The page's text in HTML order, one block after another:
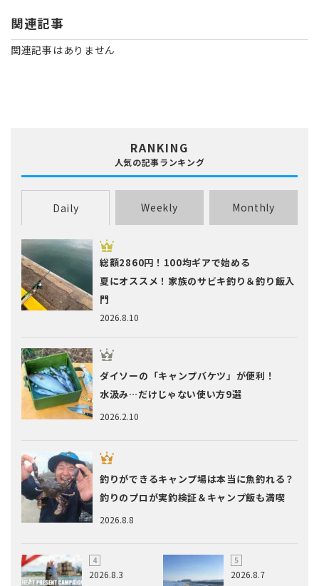
関連記事
関連記事はありません
RANKING
人気の記事ランキング
Daily Weekly Monthly
2026.8.10
総額2860円！100均ギアで始める
夏にオススメ！家族のサビキ釣り＆釣り飯入
門
2026.2.10
ダイソーの「キャンプバケツ」が便利！
水汲み…だけじゃない使い方9選
2026.8.8
釣りができるキャンプ場は本当に魚釣れる？
釣りのプロが実釣検証＆キャンプ飯も満喫
2026.8.3 2026.8.7